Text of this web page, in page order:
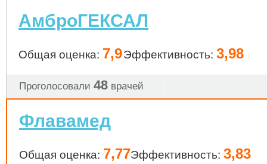
АмброГЕКСАЛ
Общая оценка: 7,9Эффективность: 3,98
Проголосовали 48 врачей
Флавамед
Общая оценка: 7,77Эффективность: 3,83